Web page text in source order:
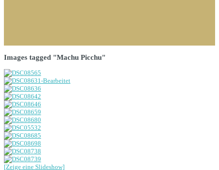
Images tagged "Machu Picchu"
[Zeige eine Slideshow]